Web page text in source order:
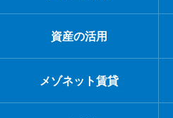
資産の活用
メゾネット賃貸